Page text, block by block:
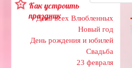
Как устроить
праздник
День всех Влюбленных
Новый год
День рождения и юбилей
Свадьба
23 февраля